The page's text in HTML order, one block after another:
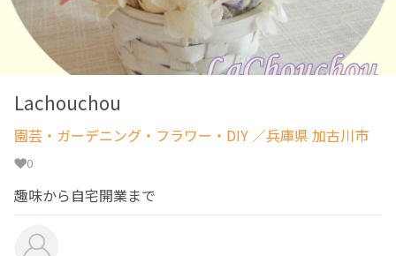
Lachouchou
園芸・ガーデニング・フラワー・DIY ／兵庫県 加古川市
0
趣味から自宅開業まで